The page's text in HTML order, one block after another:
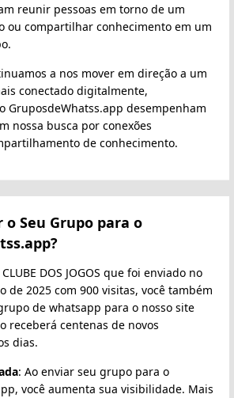
reunir pessoas em torno de um
ou compartilhar conhecimento em um
a nos mover em direção a um
conectado digitalmente,
GruposdeWhatss.app desempenham
nossa busca por conexões
de conhecimento.
o Seu Grupo para o
DOS JOGOS que foi enviado no
de 2025 com 900 visitas, você também
de whatsapp para o nosso site
receberá centenas de novos
dias.
: Ao enviar seu grupo para o
você aumenta sua visibilidade. Mais